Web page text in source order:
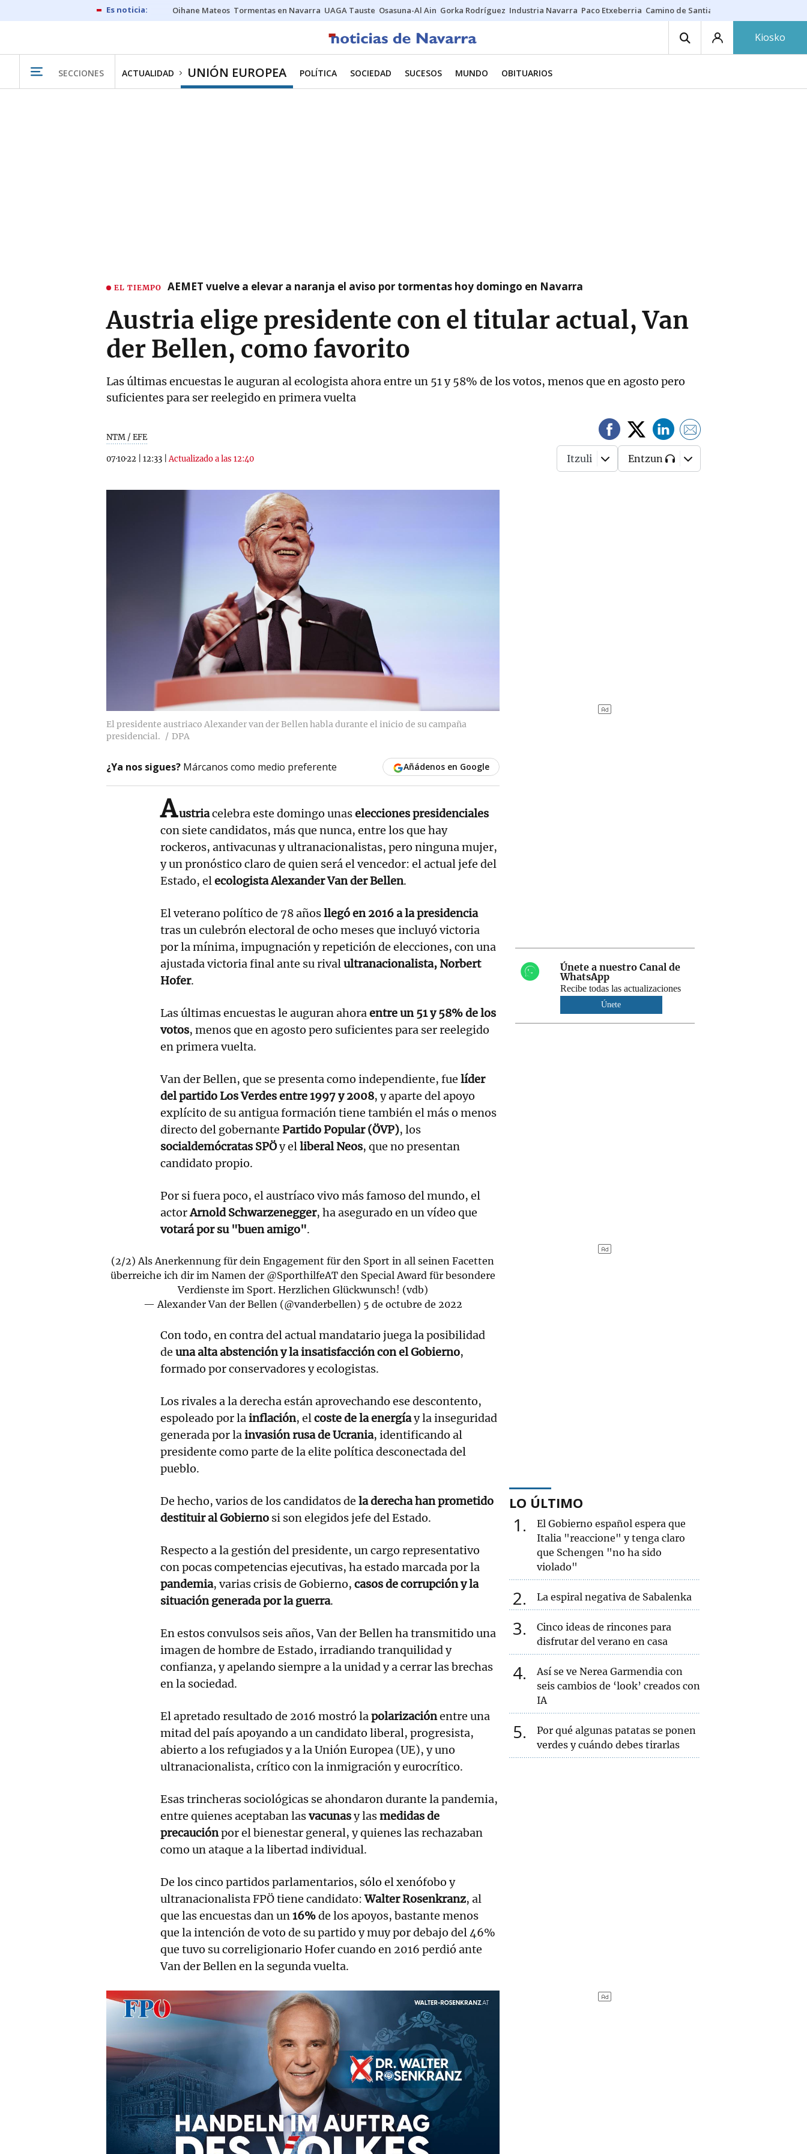
Oihane Mateos Tormentas en Navarra UAGA Tauste Osasuna-Al Ain Gorka Rodríguez Industria Navarra Paco Etxeberria Camino de Santiago
Kiosko
SECCIONES ACTUALIDAD UNIÓN EUROPEA POLÍTICA SOCIEDAD SUCESOS MUNDO OBITUARIOS
EL TIEMPO AEMET vuelve a elevar a naranja el aviso por tormentas hoy domingo en Navarra
Austria elige presidente con el titular actual, Van
der Bellen, como favorito
Las últimas encuestas le auguran al ecologista ahora entre un 51 y 58% de los votos, menos que en agosto pero
suficientes para ser reelegido en primera vuelta
NTM / EFE
07·10·22 12:33 |Actualizado a las 12:40 Itzuli Entzun
El presidente austriaco Alexander van der Bellen habla durante el inicio de su campaña
presidencial.
DPA
¿Ya nos sigues? Márcanos como medio preferente Añádenos en Google
Austriacelebra este domingo unaselecciones presidenciales
con siete candidatos, más que nunca, entre los que hay
rockeros, antivacunas y ultranacionalistas, pero ninguna mujer,
y un pronóstico claro de quien será el vencedor: el actual jefe del
Estado, elecologista Alexander Van der Bellen.
El veterano político de 78 añosllegó en 2016 a la presidencia
tras un culebrón electoral de ocho meses que incluyó victoria
por la mínima, impugnación y repetición de elecciones, con una
ajustada victoria final ante su rivalultranacionalista, Norbert
Hofer.
Las últimas encuestas le auguran ahoraentre un 51 y 58% de los
votos, menos que en agosto pero suficientes para ser reelegido
en primera vuelta.
Van der Bellen, que se presenta como independiente, fue líder
del partido Los Verdes entre 1997 y 2008, y aparte del apoyo
explícito de su antigua formación tiene también el más o menos
directo del gobernante Partido Popular (ÖVP), los
socialdemócratas SPÖy elliberal Neos, que no presentan
candidato propio.
Por si fuera poco, el austríaco vivo más famoso del mundo, el
actorArnold Schwarzenegger, ha asegurado en un vídeo que
votará por su "buen amigo".
(2/2) Als Anerkennung für dein Engagement für den Sport in all seinen Facetten
überreiche ich dir im Namen der @SporthilfeATden Special Award für besondere
Verdienste im Sport. Herzlichen Glückwunsch! (vdb)
— Alexander Van der Bellen (@vanderbellen) 5 de octubre de 2022
Con todo, en contra del actual mandatario juega la posibilidad
de una alta abstención y la insatisfacción con el Gobierno,
formado por conservadores y ecologistas.
Los rivales a la derecha están aprovechando ese descontento,
espoleado por lainflación, elcoste de la energíay la inseguridad
generada por lainvasión rusa de Ucrania, identificando al
presidente como parte de la elite política desconectada del
pueblo.
De hecho, varios de los candidatos de la derecha han prometido
destituir al Gobierno si son elegidos jefe del Estado.
Respecto a la gestión del presidente, un cargo representativo
con pocas competencias ejecutivas, ha estado marcada por la
pandemia, varias crisis de Gobierno, casos de corrupción y la
situación generada por la guerra.
En estos convulsos seis años, Van der Bellen ha transmitido una
imagen de hombre de Estado, irradiando tranquilidad y
confianza, y apelando siempre a la unidad y a cerrar las brechas
en la sociedad.
El apretado resultado de 2016 mostró lapolarizaciónentre una
mitad del país apoyando a un candidato liberal, progresista,
abierto a los refugiados y a la Unión Europea (UE), y uno
ultranacionalista, crítico con la inmigración y eurocrítico.
Esas trincheras sociológicas se ahondaron durante la pandemia,
entre quienes aceptaban lasvacunasy lasmedidas de
precauciónpor el bienestar general, y quienes las rechazaban
como un ataque a la libertad individual.
De los cinco partidos parlamentarios, sólo el xenófobo y
ultranacionalista FPÖ tiene candidato:Walter Rosenkranz, al
que las encuestas dan un16%de los apoyos, bastante menos
que la intención de voto de su partido y muy por debajo del 46%
que tuvo su correligionario Hofer cuando en 2016 perdió ante
Van der Bellen en la segunda vuelta.
Únete a nuestro Canal de
WhatsApp
Recibe todas las actualizaciones
Únete
LO ÚLTIMO
1
El Gobierno español espera que
Italia "reaccione" y tenga claro
que Schengen "no ha sido
violado"
2 La espiral negativa de Sabalenka
3
Cinco ideas de rincones para
disfrutar del verano en casa
4
Así se ve Nerea Garmendia con
seis cambios de ‘look’ creados con
IA
5
Por qué algunas patatas se ponen
verdes y cuándo debes tirarlas